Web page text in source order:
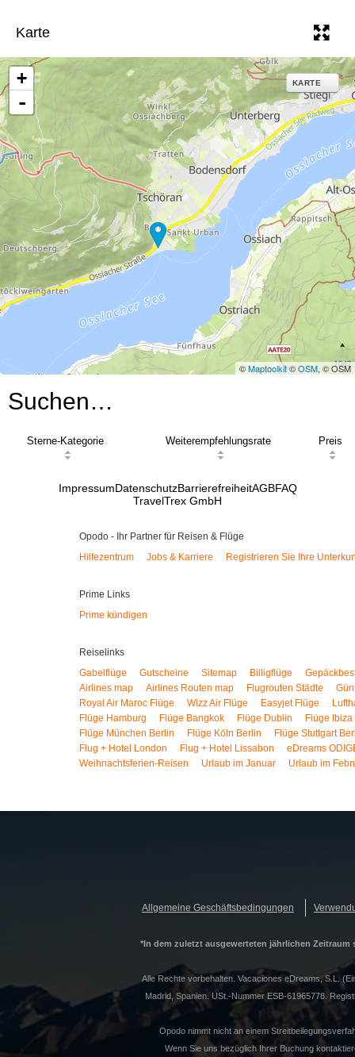
Karte
+
-
KARTE
©Maptoolkit©OSM, © OSM
Suchen…
Sterne-Kategorie Weiterempfehlungsrate Preis
ImpressumDatenschutzBarrierefreiheitAGBFAQ
TravelTrex GmbH